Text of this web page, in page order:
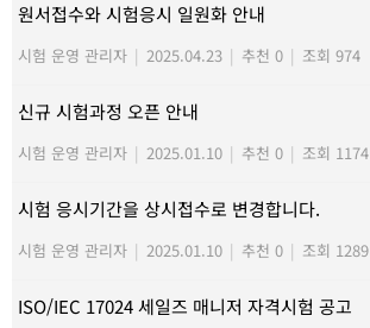
원서접수와 시험응시 일원화 안내
시험 운영 관리자 | 2025.04.23 | 추천 0 | 조회 974
신규 시험과정 오픈 안내
시험 운영 관리자 | 2025.01.10 | 추천 0 | 조회 1174
시험 응시기간을 상시접수로 변경합니다.
시험 운영 관리자 | 2025.01.10 | 추천 0 | 조회 1289
ISO/IEC 17024 세일즈 매니저 자격시험 공고